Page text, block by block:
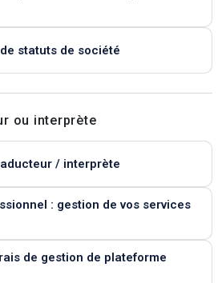
statuts de société
ou interprète
/ interprète
: gestion de vos services
gestion de plateforme